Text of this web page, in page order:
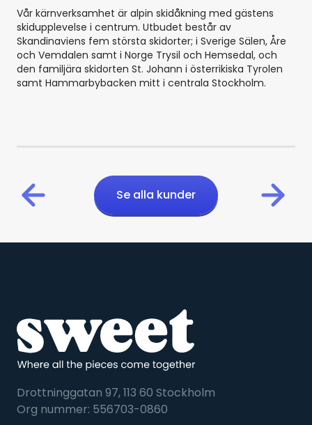
Vår kärnverksamhet är alpin skidåkning med gästens
skidupplevelse i centrum. Utbudet består av
Skandinaviens fem största skidorter; i Sverige Sälen, Åre
och Vemdalen samt i Norge Trysil och Hemsedal, och
den familjära skidorten St. Johann i österrikiska Tyrolen
samt Hammarbybacken mitt i centrala Stockholm.
Se alla kunder
Drottninggatan 97, 113 60 Stockholm
Org nummer: 556703-0860